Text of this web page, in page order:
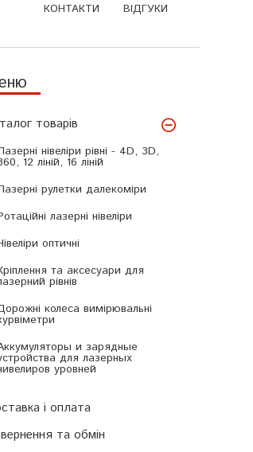
КОНТАКТИ ВІДГУКИ
товарів
нівеліри рівні - 4D, 3D,
12 ліній, 16 ліній
рулетки далекоміри
лазерні нівеліри
оптичні
та аксесуари для
рівнів
колеса вимірювальні
и зарядные
для лазерных
уровней
і оплата
та обмін